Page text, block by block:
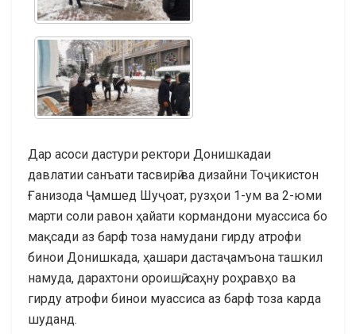
Дар асоси дастури ректори Донишкадаи
давлатии санъати тасвирӣ ва дизайни Тоҷикистон
Ғанизода Ҷамшед Шуҷоат, рузҳои 1-ум ва 2-юми
марти соли равон ҳайати кормандони муассиса бо
мақсади аз барф тоза намудани гирду атрофи
бинои Донишкада, ҳашари дастаҷамъона ташкил
намуда, дарахтони ороишӣ, саҳну роҳравҳо ва
гирду атрофи бинои муассиса аз барф тоза карда
шуданд.